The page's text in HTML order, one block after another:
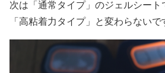
次は「通常タイプ」のジェルシー
「高粘着力タイプ」と変わらないで